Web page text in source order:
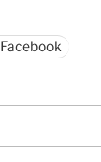
Facebook